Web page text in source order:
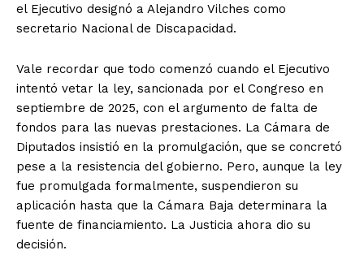
el Ejecutivo designó a Alejandro Vilches como
secretario Nacional de Discapacidad.
Vale recordar que todo comenzó cuando el Ejecutivo
intentó vetar la ley, sancionada por el Congreso en
septiembre de 2025, con el argumento de falta de
fondos para las nuevas prestaciones. La Cámara de
Diputados insistió en la promulgación, que se concretó
pese a la resistencia del gobierno. Pero, aunque la ley
fue promulgada formalmente, suspendieron su
aplicación hasta que la Cámara Baja determinara la
fuente de financiamiento. La Justicia ahora dio su
decisión.